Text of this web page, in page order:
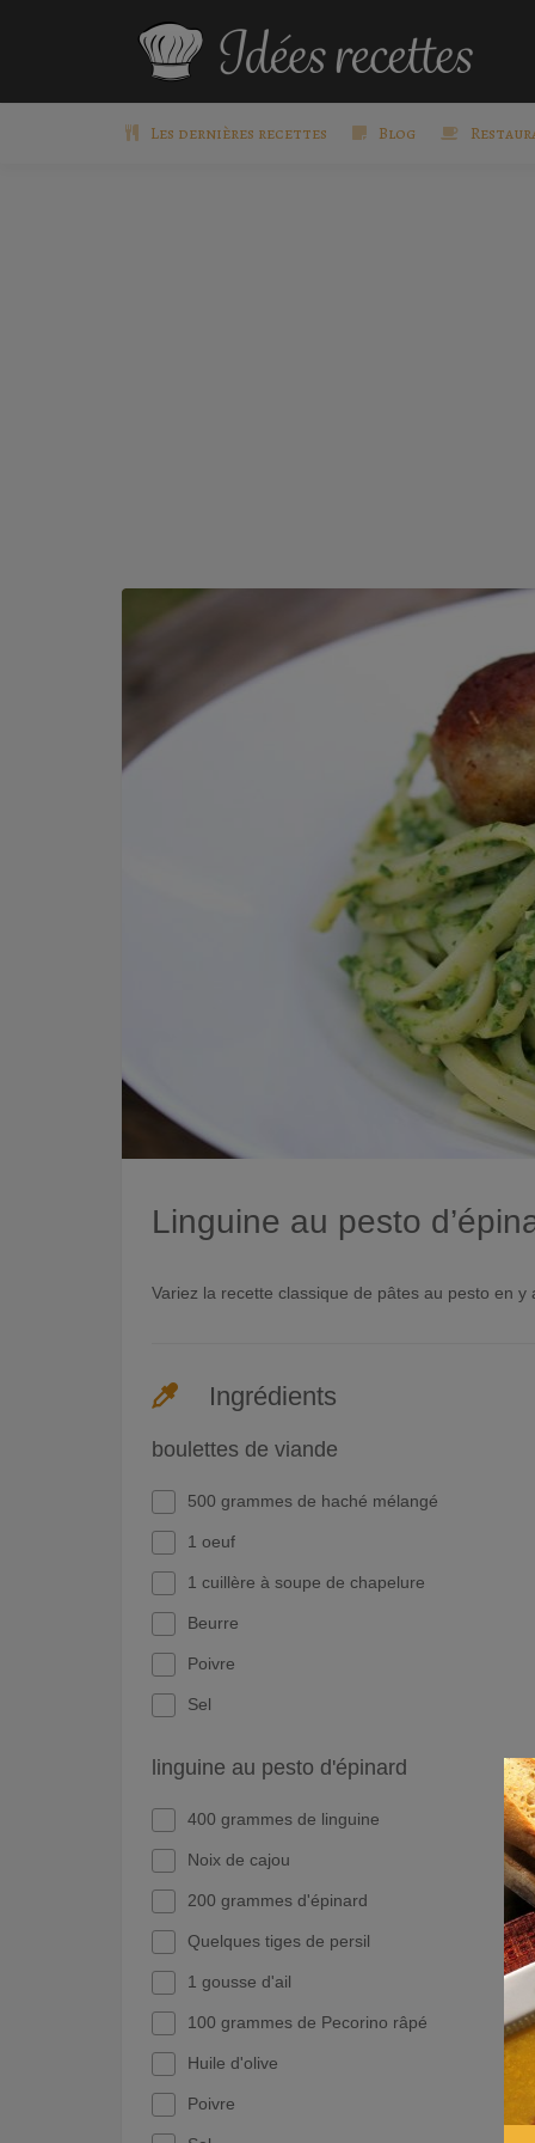
Les dernières recettes Blog
Linguine au pesto
Variez la recette classique de pâtes au pesto en
Ingrédients
boulettes de viande
500 grammes de haché mélangé
1 oeuf
1 cuillère à soupe de chapelure
Beurre
Poivre
Sel
linguine au pesto d'épinard
400 grammes de linguine
Noix de cajou
200 grammes d'épinard
Quelques tiges de persil
1 gousse d'ail
100 grammes de Pecorino râpé
Huile d'olive
Poivre